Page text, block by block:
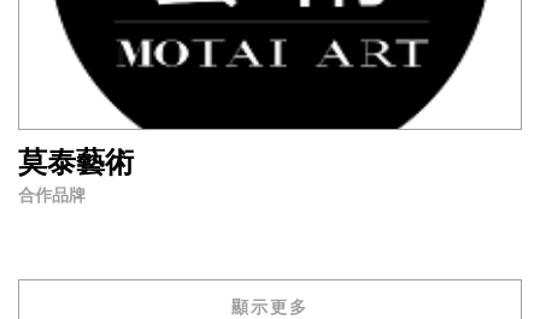
莫泰藝術
合作品牌
顯示更多